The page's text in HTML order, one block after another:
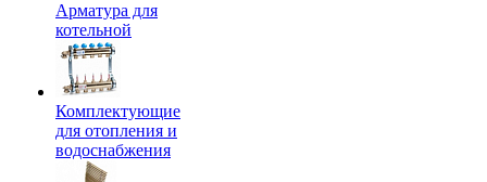
Арматура для
котельной
Комплектующие
для отопления и
водоснабжения